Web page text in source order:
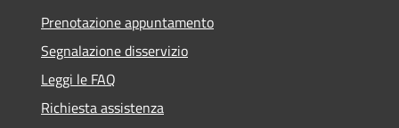
Prenotazione appuntamento
Segnalazione disservizio
Leggi le FAQ
Richiesta assistenza